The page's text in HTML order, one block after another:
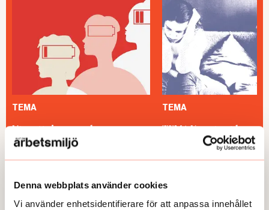
Denna webbplats använder cookies
Vi använder enhetsidentifierare för att anpassa innehållet
TEMA
Utmattningssyndrom –
F43.8A – försvinner
TEMA
TEMA Konstant